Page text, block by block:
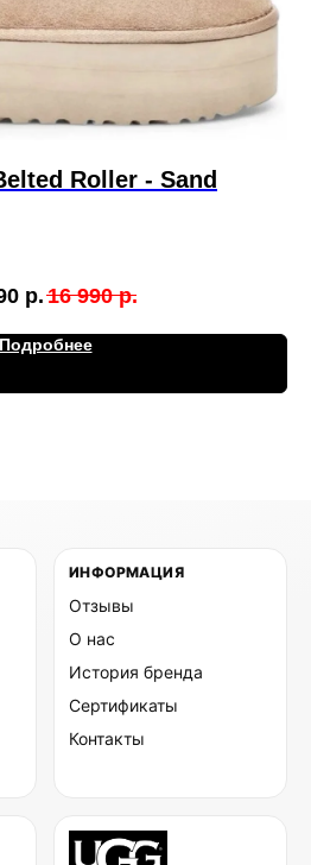
Roller - Sand
р.16 990 р.
Подробнее
ИНФОРМАЦИЯ
Отзывы
О нас
История бренда
Сертификаты
Контакты